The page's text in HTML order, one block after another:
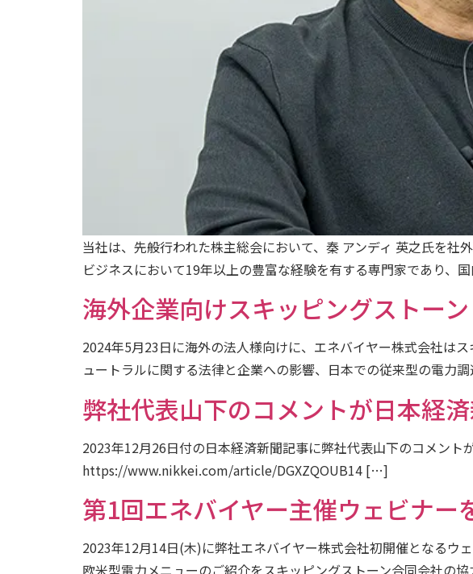
当社は、先般行われた株主総会において、秦 アンディ 英之氏を
ビジネスにおいて19年以上の豊富な経験を有する専門家であり、
海外企業向けスキッピングストー
2024年5月23日に海外の法人様向けに、エネバイヤー株式会社は
ュートラルに関する法律と企業への影響、日本での従来型の電力
弊社代表山下のコメントが日本経
2023年12月26日付の日本経済新聞記事に弊社代表山下のコメン
https://www.nikkei.com/article/DGXZQOUB14 […]
第1回エネバイヤー主催ウェビナー
2023年12月14日(木)に弊社エネバイヤー株式会社初開催となるウ
欧米型電力メニューのご紹介をスキッピングストーン合同会社の